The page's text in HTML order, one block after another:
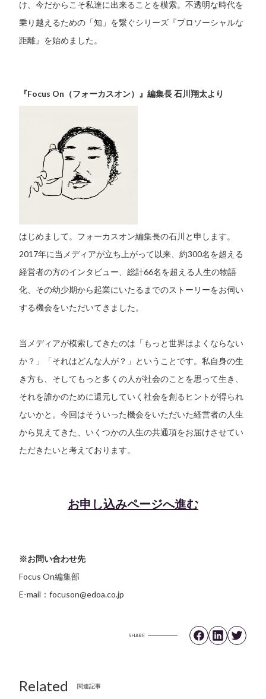
け、今だからこそ私達に出来ることを模索。不透明な時代を
乗り越えるための「知」を繋ぐシリーズ『プロソーシャルな
距離』を始めました。
『Focus On（フォーカスオン）』編集長 石川翔太より
はじめまして。フォーカスオン編集長の石川と申します。
2017年に当メディアが立ち上がって以来、約300名を超える
経営者の方のインタビュー、総計66名を超える人生の物語
化、その幼少期から起業にいたるまでのストーリーをお伺い
する機会をいただいてきました。
当メディアが模索してきたのは「もっと世界はよくならない
か？」「それはどんな人が？」ということです。私自身の生
き方も、そしてもっと多くの人が社会のことを思って生き、
それを誰かのために還元していく社会を創るヒントが得られ
ないかと。今回はそういった機会をいただいた経営者の人生
から見えてきた、いくつかの人生の共通項をお届けさせてい
ただきたいと考えております。
お申し込みページへ進む
※お問い合わせ先
Focus On編集部
E-mail：focuson@edoa.co.jp
SHARE
Related関連記事